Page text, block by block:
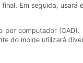
Em seguida, usará
computador
do molde utilizará